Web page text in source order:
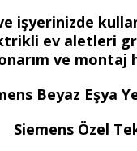
işyerinizde
ev aletleri
ve montaj
Beyaz Eşya
Siemens Özel